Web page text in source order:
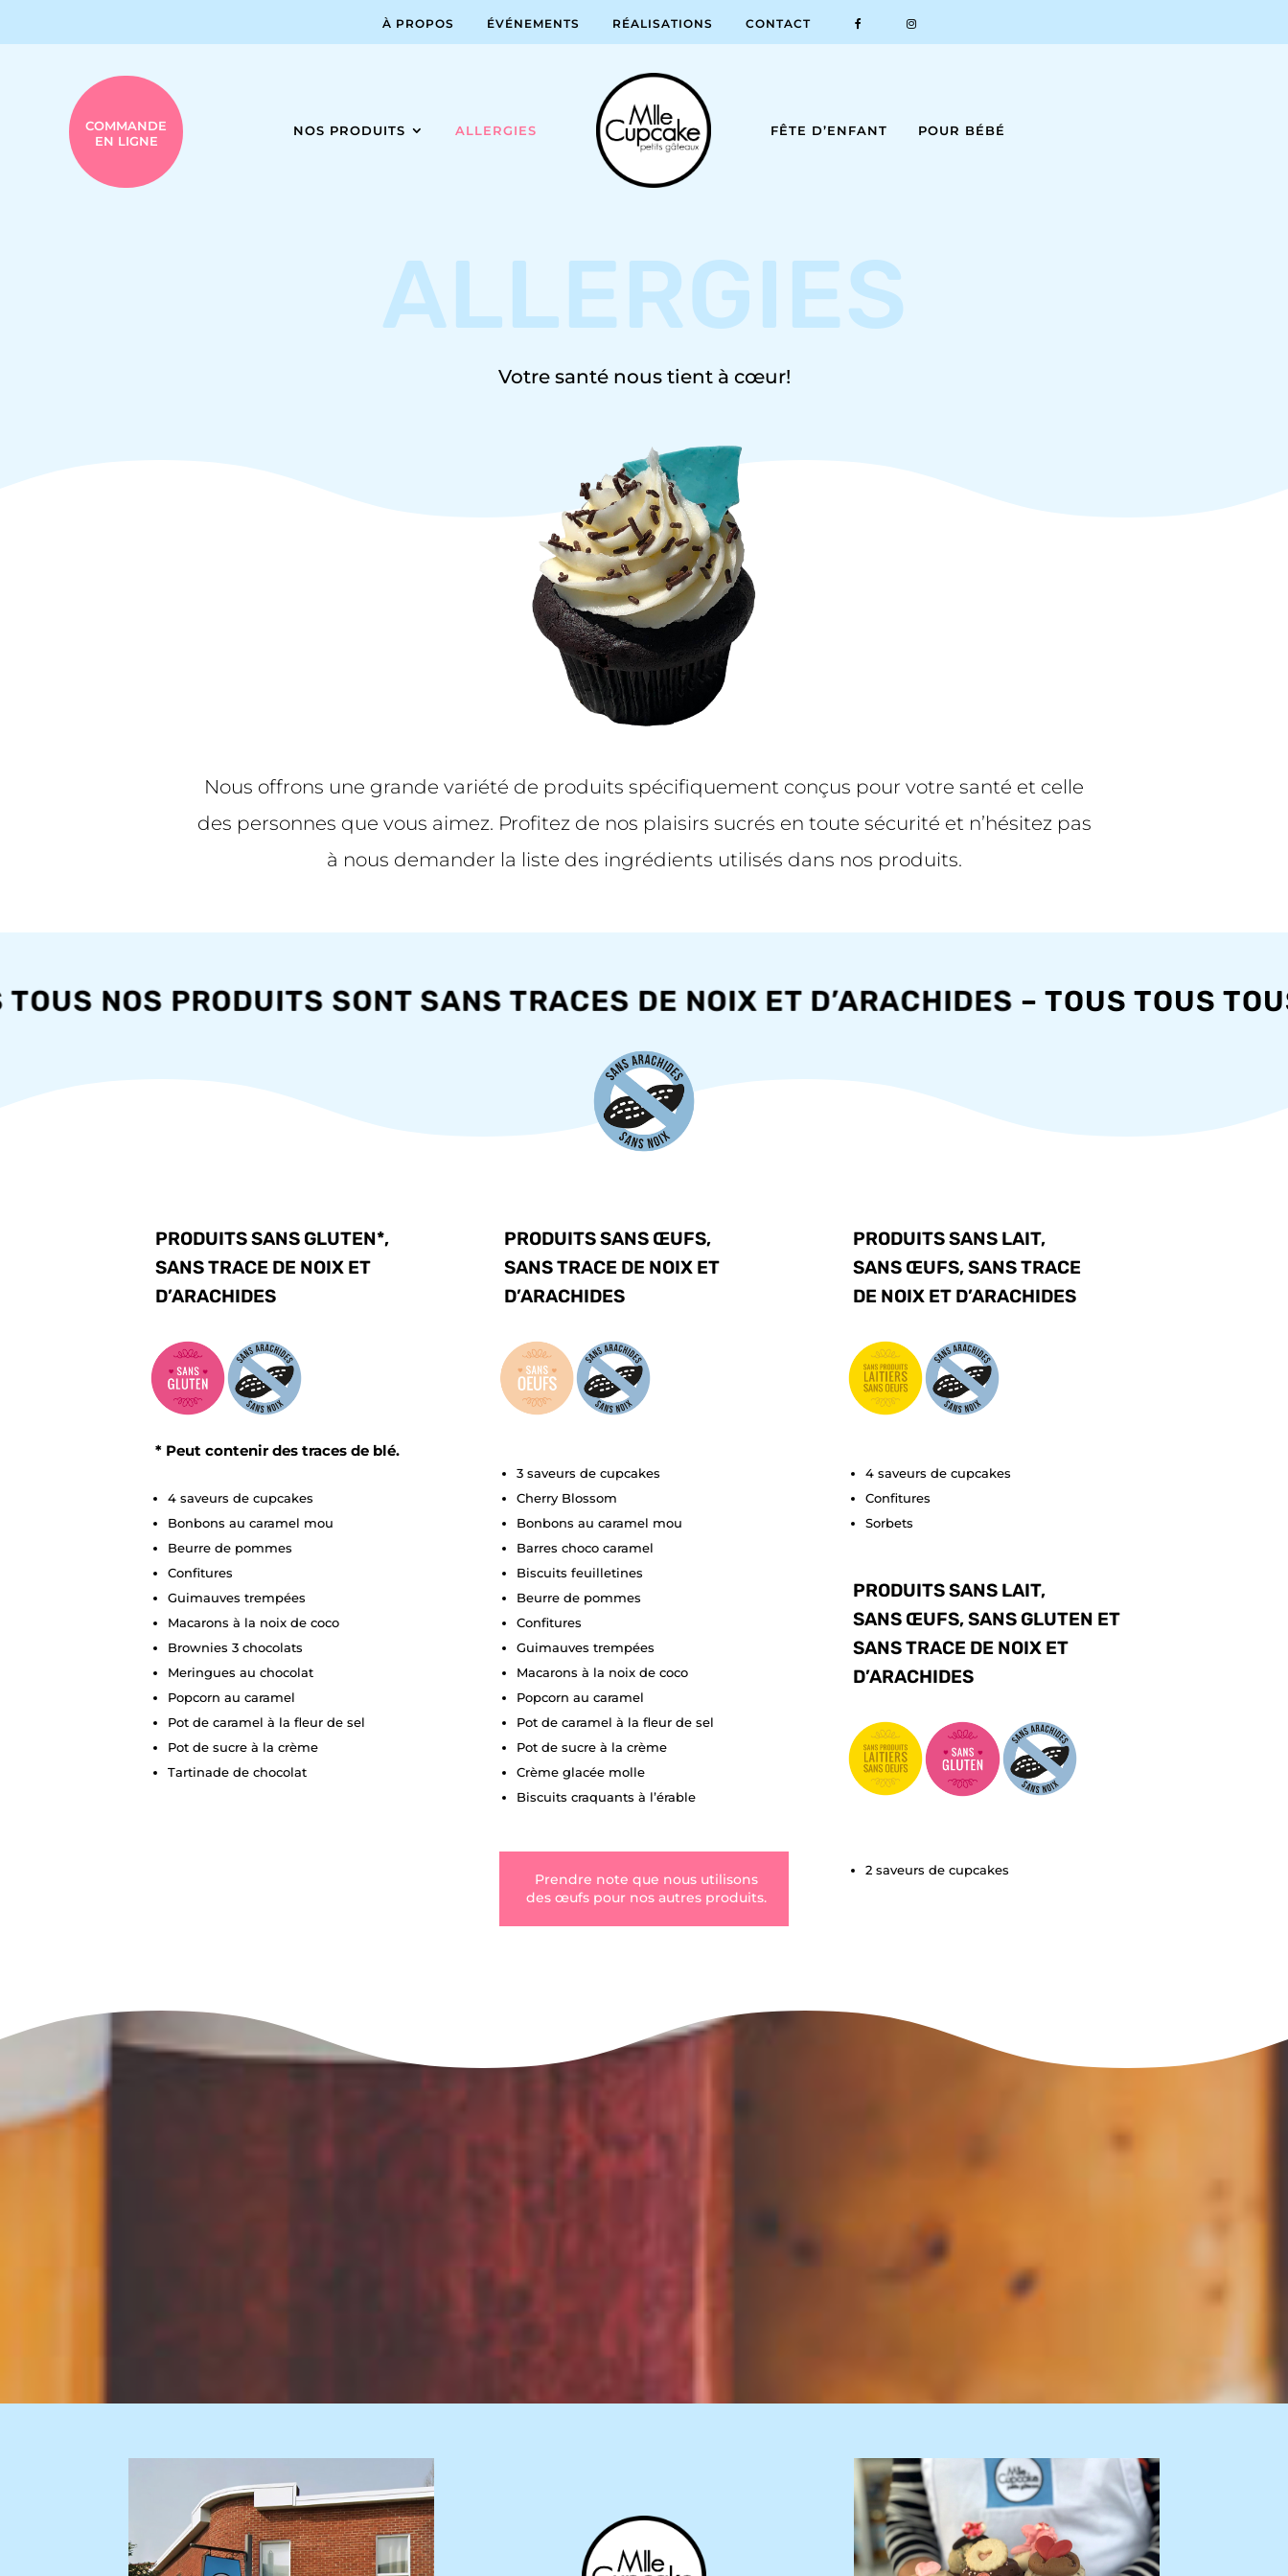
À PROPOS ÉVÉNEMENTS RÉALISATIONS CONTACT
NOS PRODUITS ALLERGIES FÊTE D’ENFANT POUR BÉBÉ
COMMANDE
EN LIGNE
ALLERGIES
Votre santé nous tient à cœur!
Nous offrons une grande variété de produits spécifiquement conçus pour votre santé et celle
des personnes que vous aimez. Profitez de nos plaisirs sucrés en toute sécurité et n’hésitez pas
à nous demander la liste des ingrédients utilisés dans nos produits.
NOS PRODUITS SONT SANS TRACES DE NOIX ET D’ARACHIDES– TOUS TOUS TOUS
PRODUITS SANS GLUTEN*,
SANS TRACE DE NOIX ET
D’ARACHIDES
* Peut contenir des traces de blé.
4 saveurs de cupcakes
Bonbons au caramel mou
Beurre de pommes
Confitures
Guimauves trempées
Macarons à la noix de coco
Brownies 3 chocolats
Meringues au chocolat
Popcorn au caramel
Pot de caramel à la fleur de sel
Pot de sucre à la crème
Tartinade de chocolat
PRODUITS SANS ŒUFS,
SANS TRACE DE NOIX ET
D’ARACHIDES
3 saveurs de cupcakes
Cherry Blossom
Bonbons au caramel mou
Barres choco caramel
Biscuits feuilletines
Beurre de pommes
Confitures
Guimauves trempées
Macarons à la noix de coco
Popcorn au caramel
Pot de caramel à la fleur de sel
Pot de sucre à la crème
Crème glacée molle
Biscuits craquants à l’érable
Prendre note que nous utilisons
des œufs pour nos autres produits.
PRODUITS SANS LAIT,
SANS ŒUFS, SANS TRACE
DE NOIX ET D’ARACHIDES
4 saveurs de cupcakes
Confitures
Sorbets
PRODUITS SANS LAIT,
SANS ŒUFS, SANS GLUTEN ET
SANS TRACE DE NOIX ET
D’ARACHIDES
2 saveurs de cupcakes